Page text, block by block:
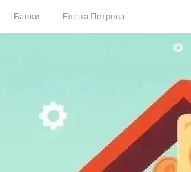
Банки Елена Петрова